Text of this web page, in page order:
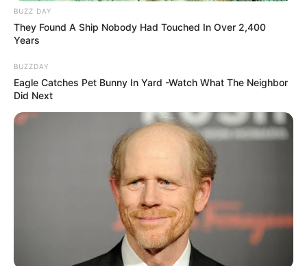
BUZZ DAY
They Found A Ship Nobody Had Touched In Over 2,400
Years
BUZZDAY
Eagle Catches Pet Bunny In Yard -Watch What The Neighbor
Did Next